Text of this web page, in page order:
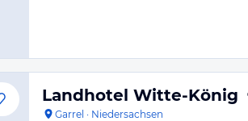
Landhotel Witte-König
Garrel · Niedersachsen